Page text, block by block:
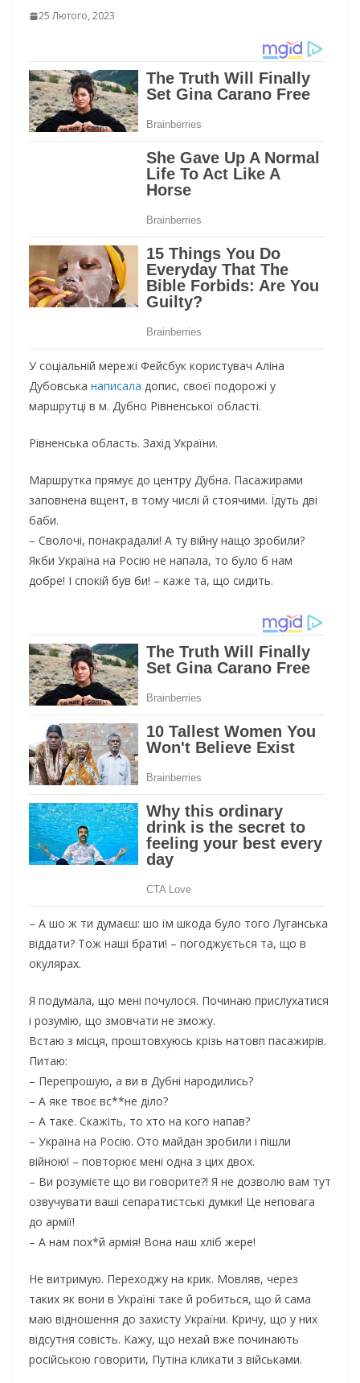
25 Лютого, 2023
У соціальній мережі Фейсбук користувач Аліна
Дубовська написала допис, своєї подорожі у
маршрутці в м. Дубно Рівненської області.
Рівненська область. Захід України.
Маршрутка прямує до центру Дубна. Пасажирами
заповнена вщент, в тому числі й стоячими. Їдуть дві
баби.
– Сволочі, понакрадали! А ту війну нащо зробили?
Якби Україна на Росію не напала, то було б нам
добре! І спокій був би! – каже та, що сидить.
– А шо ж ти думаєш: шо їм шкода було того Луганська
віддати? Тож наші брати! – погоджується та, що в
окулярах.
Я подумала, що мені почулося. Починаю прислухатися
і розумію, що змовчати не зможу.
Встаю з місця, проштовхуюсь крізь натовп пасажирів.
Питаю:
– Перепрошую, а ви в Дубні народились?
– А яке твоє вс**не діло?
– А таке. Скажіть, то хто на кого напав?
– Україна на Росію. Ото майдан зробили і пішли
війною! – повторює мені одна з цих двох.
– Ви розумієте що ви говорите?! Я не дозволю вам тут
озвучувати ваші сепаратистські думки! Це неповага
до армії!
– А нам пох*й армія! Вона наш хліб жере!
Не витримую. Переходжу на крик. Мовляв, через
таких як вони в Україні таке й робиться, що й сама
маю відношення до захисту України. Кричу, що у них
відсутня совість. Кажу, що нехай вже починають
російською говорити, Путіна кликати з військами.